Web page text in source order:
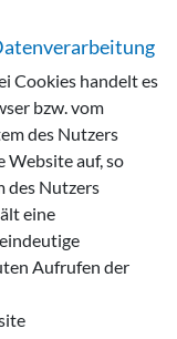
Cookies handelt es
bzw. vom
des Nutzers
Website auf, so
des Nutzers
eine
Aufrufen der